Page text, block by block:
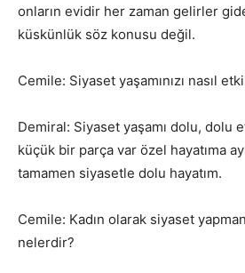
onların evidir her zaman gelirler
küskünlük söz konusu değil.
Cemile: Siyaset yaşamınızı nasıl
Demiral: Siyaset yaşamı dolu, dolu
küçük bir parça var özel hayatıma
tamamen siyasetle dolu hayatım.
Cemile: Kadın olarak siyaset
nelerdir?